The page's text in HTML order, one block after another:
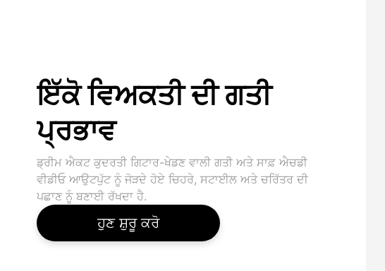
ਇੱਕੋ ਵਿਅਕਤੀ ਦੀ ਗਤੀ
ਪ੍ਰਭਾਵ
ਡ੍ਰੀਮ ਐਕਟ ਕੁਦਰਤੀ ਗਿਟਾਰ-ਖੇਡਣ ਵਾਲੀ ਗਤੀ ਅਤੇ ਸਾਫ਼ ਐਚਡੀ
ਵੀਡੀਓ ਆਉਟਪੁੱਟ ਨੂੰ ਜੋੜਦੇ ਹੋਏ ਚਿਹਰੇ, ਸਟਾਈਲ ਅਤੇ ਚਰਿੱਤਰ ਦੀ
ਪਛਾਣ ਨੂੰ ਬਣਾਈ ਰੱਖਦਾ ਹੈ.
ਹੁਣ ਸ਼ੁਰੂ ਕਰੋ